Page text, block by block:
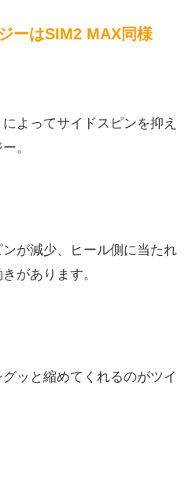
ーはSIM2 MAX同様
によってサイドスピンを抑え
。
が減少、
ヒール側に当たれ
があります。
ッと縮めてくれるのがツイ